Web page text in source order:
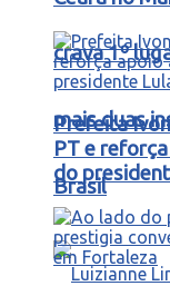
crava 1º
mais duas
Brasil
Prefeita
PT e
do